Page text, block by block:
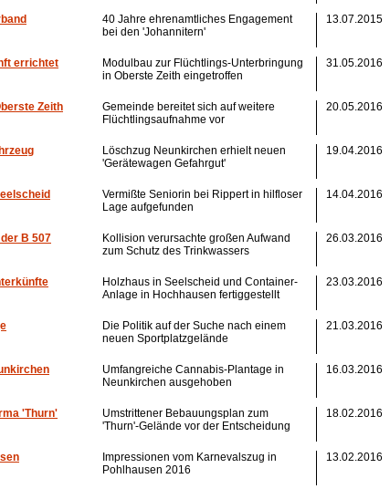
13.07.2015
40 Jahre ehrenamtliches Engagement
bei den 'Johannitern'
31.05.2016
errichtet
Modulbau zur Flüchtlings-Unterbringung
in Oberste Zeith eingetroffen
20.05.2016
Zeith
Gemeinde bereitet sich auf weitere
Flüchtlingsaufnahme vor
19.04.2016
Löschzug Neunkirchen erhielt neuen
'Gerätewagen Gefahrgut'
14.04.2016
Vermißte Seniorin bei Rippert in hilfloser
Lage aufgefunden
26.03.2016
B 507
Kollision verursachte großen Aufwand
zum Schutz des Trinkwassers
23.03.2016
Holzhaus in Seelscheid und Container-
Anlage in Hochhausen fertiggestellt
21.03.2016
Die Politik auf der Suche nach einem
neuen Sportplatzgelände
16.03.2016
Umfangreiche Cannabis-Plantage in
Neunkirchen ausgehoben
18.02.2016
'Thurn'
Umstrittener Bebauungsplan zum
'Thurn'-Gelände vor der Entscheidung
13.02.2016
Impressionen vom Karnevalszug in
Pohlhausen 2016